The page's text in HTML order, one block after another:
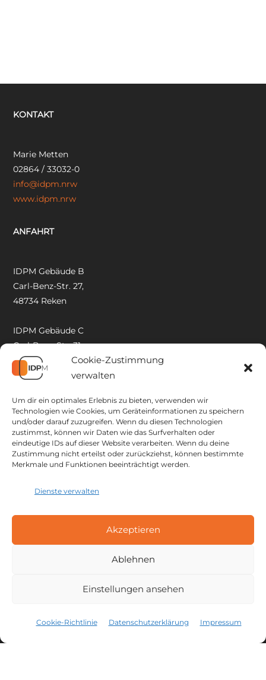
Cookie-Zustimmung
verwalten
Um dir ein optimales Erlebnis zu bieten, verwenden wir
Technologien wie Cookies, um Geräteinformationen zu speichern
und/oder darauf zuzugreifen. Wenn du diesen Technologien
zustimmst, können wir Daten wie das Surfverhalten oder
eindeutige IDs auf dieser Website verarbeiten. Wenn du deine
Zustimmung nicht erteilst oder zurückziehst, können bestimmte
Merkmale und Funktionen beeinträchtigt werden.
Dienste verwalten
Akzeptieren
Ablehnen
Einstellungen ansehen
Cookie-Richtlinie Datenschutzerklärung Impressum
KONTAKT
Marie Metten
02864 / 33032-0
info@idpm.nrw
www.idpm.nrw
ANFAHRT
IDPM Gebäude B
Carl-Benz-Str. 27,
48734 Reken
IDPM Gebäude C
Carl-Benz-Str. 31,
48734 Reken
Carl-Benz-Str. 29,
48734 Reken
IDPM Gebäude E
48734 Reken